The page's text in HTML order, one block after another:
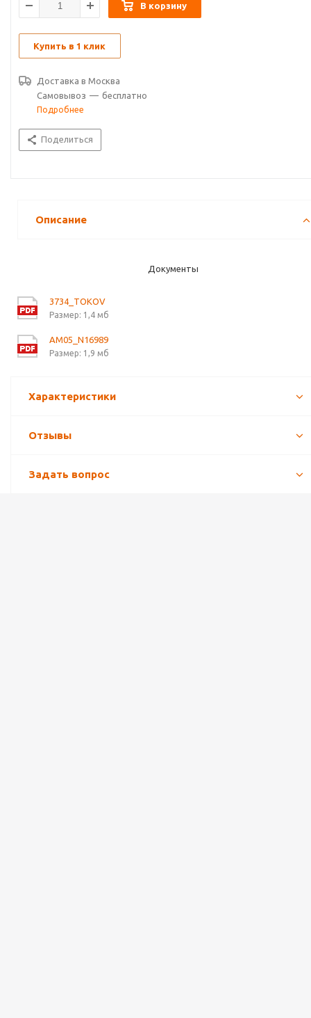
В корзину
Купить в 1 клик
Доставка в Москва
Самовывоз — бесплатно
Подробнее
Поделиться
Описание
Документы
3734_TOKOV
Размер: 1,4 мб
AM05_N16989
Размер: 1,9 мб
Характеристики
Отзывы
Задать вопрос